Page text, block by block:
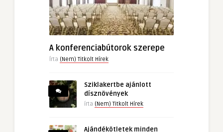
A konferenciabútorok szerepe
Írta (Nem) Titkolt Hírek
Sziklakertbe ajánlott
dísznövények
írta (Nem) Titkolt Hírek
Ajándékötletek minden